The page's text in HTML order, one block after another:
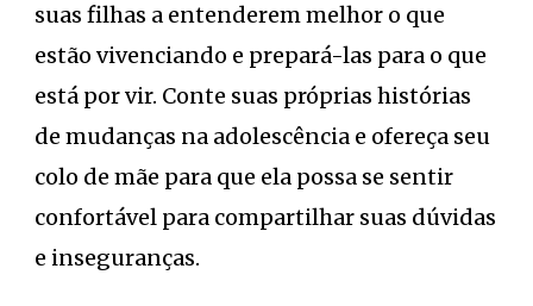
suas filhas a entenderem melhor o que
estão vivenciando e prepará-las para o que
está por vir. Conte suas próprias histórias
de mudanças na adolescência e ofereça seu
colo de mãe para que ela possa se sentir
confortável para compartilhar suas dúvidas
e inseguranças.